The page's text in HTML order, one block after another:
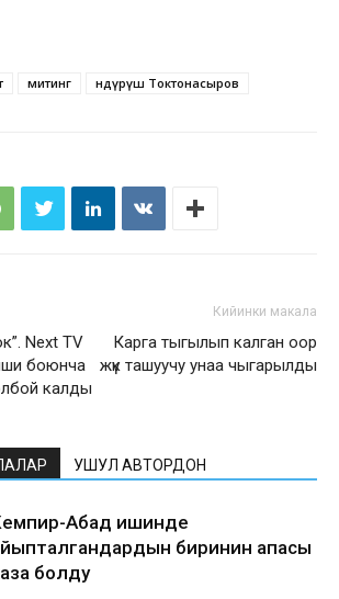
митинг Өндүрүш Токтонасыров
Next TV
боюнча
калды
Кийинки макала
Карга тыгылып калган оор
жүк ташуучу унаа чыгарылды
УШУЛ АВТОРДОН
Абад ишинде
биринин апасы
болду